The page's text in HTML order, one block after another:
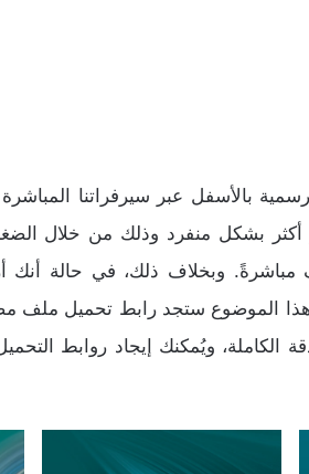
بالأسفل عبر سيرفراتنا
أكثر بشكل منفرد وذلك من خلال
مباشرةً. وبخلاف ذلك، في حالة أنك
الكاملة، ويُمكنك إيجاد روابط